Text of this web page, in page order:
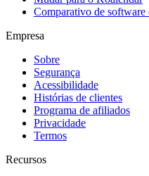
Comparativo de software
Empresa
Sobre
Segurança
Acessibilidade
Histórias de clientes
Programa de afiliados
Privacidade
Termos
Recursos